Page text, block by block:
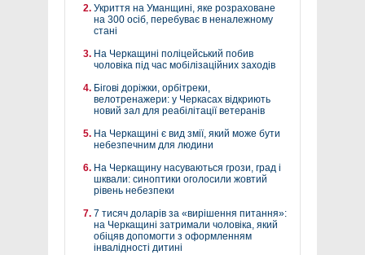
Укриття на Уманщині, яке розраховане
на 300 осіб, перебуває в неналежному
стані
На Черкащині поліцейський побив
чоловіка під час мобілізаційних заходів
Бігові доріжки, орбітреки,
велотренажери: у Черкасах відкриють
новий зал для реабілітації ветеранів
На Черкащині є вид змії, який може бути
небезпечним для людини
На Черкащину насуваються грози, град і
шквали: синоптики оголосили жовтий
рівень небезпеки
7 тисяч доларів за «вирішення питання»:
на Черкащині затримали чоловіка, який
обіцяв допомогти з оформленням
інвалідності дитині